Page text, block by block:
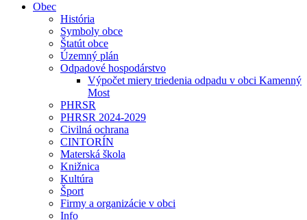
Obec
História
Symboly obce
Štatút obce
Územný plán
Odpadové hospodárstvo
Výpočet miery triedenia odpadu v obci Kamenný
Most
PHRSR
PHRSR 2024-2029
Civilná ochrana
CINTORÍN
Materská škola
Knižnica
Kultúra
Šport
Firmy a organizácie v obci
Info